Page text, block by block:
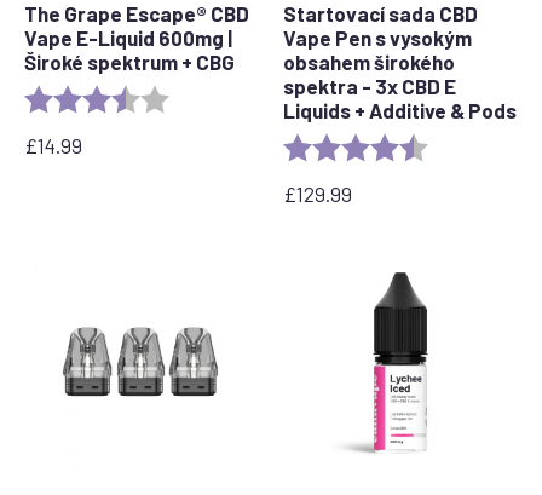
The Grape Escape® CBD
Vape E-Liquid 600mg |
Široké spektrum + CBG
Rating: 3.6 out of 5 stars
£14.99
Startovací sada CBD
Vape Pen s vysokým
obsahem širokého
spektra - 3x CBD E
Liquids + Additive & Pods
Rating:
£129.99